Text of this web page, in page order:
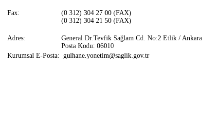
Fax:
(0 312) 304 27 00 (FAX)
(0 312) 304 21 50 (FAX)
Adres:
General Dr.Tevfik Sağlam Cd. No:2 Etlik / Ankara
Posta Kodu: 06010
Kurumsal E-Posta: gulhane.yonetim@saglik.gov.tr